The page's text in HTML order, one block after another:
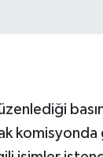
komisyonda